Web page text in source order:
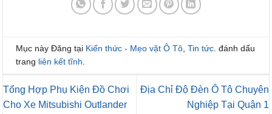
Mục này Đăng tại Kiến thức - Mẹo vặt Ô Tô Tin tức . đánh dấu
trang liên kết tĩnh
Tổng Hợp Phụ Kiện Đồ Chơi
Cho Xe Mitsubishi Outlander
Địa Chỉ Độ Đèn Ô Tô Chuyên
Nghiệp Tại Quận 1